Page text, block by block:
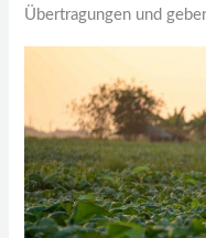
Übertragungen und